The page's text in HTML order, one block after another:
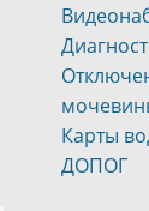
Карты
ДОПОГ